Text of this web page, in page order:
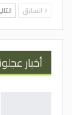
السابق
أخبار